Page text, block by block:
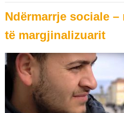
Ndërmarrje sociale
të margjinalizuarit